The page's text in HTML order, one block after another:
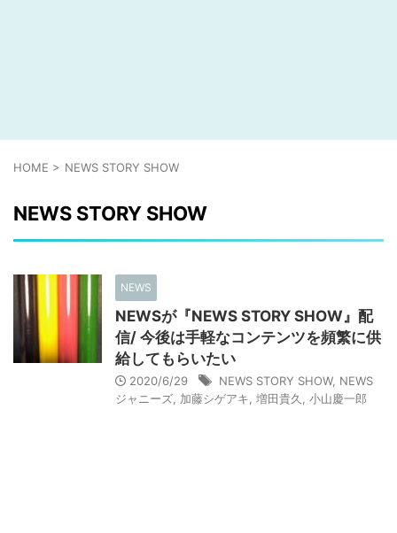
HOME > NEWS STORY SHOW
NEWS STORY SHOW
NEWS
NEWSが『NEWS STORY SHOW』配
信/ 今後は手軽なコンテンツを頻繁に供
給してもらいたい
2020/6/29 NEWS STORY SHOW, NEWS
ジャニーズ 加藤シゲアキ 増田貴久 小山慶一郎